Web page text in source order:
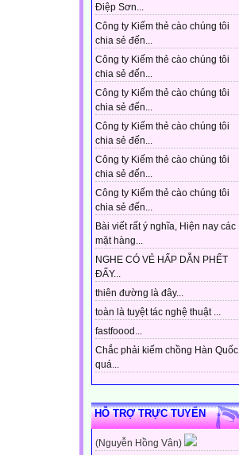
Điệp Sơn...
Công ty Kiếm thẻ cào chúng tôi
chia sẻ đến...
Công ty Kiếm thẻ cào chúng tôi
chia sẻ đến...
Công ty Kiếm thẻ cào chúng tôi
chia sẻ đến...
Công ty Kiếm thẻ cào chúng tôi
chia sẻ đến...
Công ty Kiếm thẻ cào chúng tôi
chia sẻ đến...
Công ty Kiếm thẻ cào chúng tôi
chia sẻ đến...
Bài viết rất ý nghĩa, Hiện nay các
mặt hàng...
NGHE CÓ VẺ HẤP DẪN PHẾT
ĐẤY...
thiên đường là đây...
toàn là tuyệt tác nghệ thuật ...
fastfoood...
Chắc phải kiếm chồng Hàn Quốc
quá...
HỖ TRỢ TRỰC TUYẾN
(Nguyễn Hồng Vân)